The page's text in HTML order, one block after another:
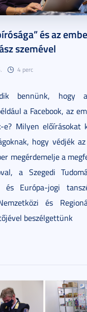
és az
szemével
4 perc
bennünk, hogy
a Facebook, az
e? Milyen előírásokat
hogy védjék
megérdemelje a
a Szegedi
és Európa-jogi
és
beszélgettünk